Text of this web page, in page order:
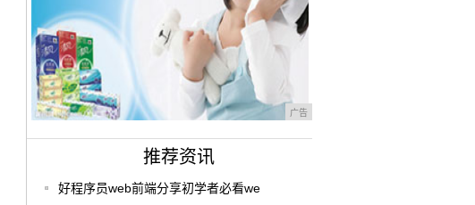
广告
推荐资讯
好程序员web前端分享初学者必看we